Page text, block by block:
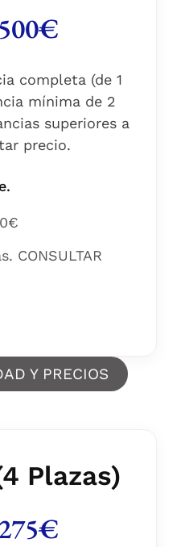
500€
completa (de 1
mínima de 2
superiores a
precio.
CONSULTAR
Y PRECIOS
Plazas)